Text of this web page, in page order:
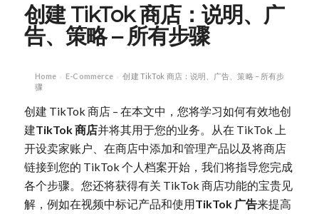
创建 TikTok 商店：说明、广
告、策略 – 所有步骤
Home › E-Commerce › 创建 TikTok 商店：说明、广告、策略 – 所有步
骤
创建 TikTok 商店 – 在本文中，您将学习如何有效地创
建TikTok 商店并将其用于您的业务。从在 TikTok 上
开设卖家账户、在商店中添加和管理产品以及将商店
链接到您的 TikTok 个人档案开始，我们将指导您完成
各个步骤。您还将获得有关 TikTok 商店功能的宝贵见
解，例如在视频中标记产品和使用TikTok 广告来提高